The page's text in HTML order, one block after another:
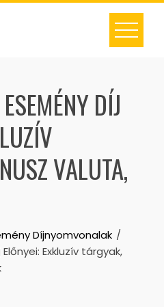
DÍJ
VALUTA,
Díjnyomvonalak
Exkluzív tárgyak,